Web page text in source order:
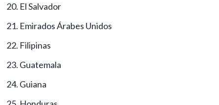
El Salvador
Emirados Árabes Unidos
Filipinas
Guatemala
Guiana